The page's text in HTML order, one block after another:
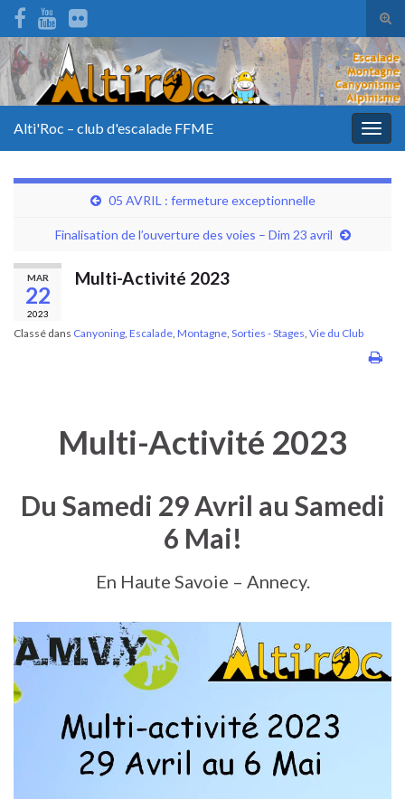
Alti'Roc – club d'escalade FFME
05 AVRIL : fermeture exceptionnelle
Finalisation de l’ouverture des voies – Dim 23 avril
MAR
22
2023
Multi-Activité 2023
Classé dans Canyoning Escalade Montagne Sorties - Stages Vie du Club
Multi-Activité 2023
Du Samedi 29 Avril au Samedi
6 Mai!
En Haute Savoie – Annecy.